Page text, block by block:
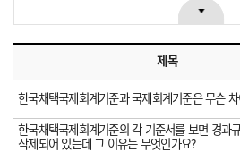
제목
한국채택국제회계기준과 국제회계기준은 무슨
한국채택국제회계기준의 각 기준서를 보면 경과
삭제되어 있는데 그 이유는 무엇인가요?